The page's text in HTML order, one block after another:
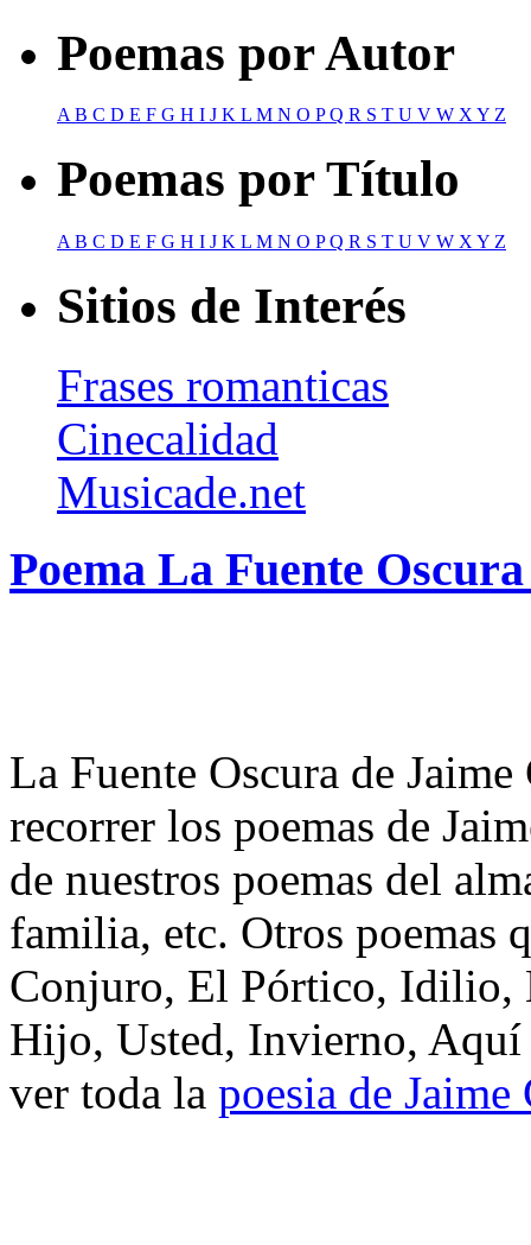
Poemas por Autor
AB C D E F G H I J K L M N O PQ R S T U V W XY Z
Poemas por Título
A B C D E F G H I J K L M N O PQ R S T U V W X Y Z
Sitios de Interés
Frases romanticas
Cinecalidad
Musicade.net
Poema La Fuente
La Fuente Oscura de
recorrer los poemas de
de nuestros poemas del
familia, etc. Otros poemas
Conjuro, El Pórtico, Idilio,
Hijo, Usted, Invierno, Aquí
ver toda la poesia de Jaime